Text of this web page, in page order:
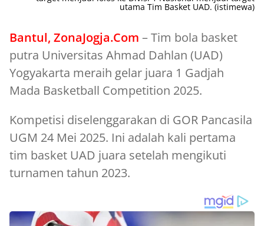
utama Tim Basket UAD. (istimewa)
Bantul, ZonaJogja.Com – Tim bola basket
putra Universitas Ahmad Dahlan (UAD)
Yogyakarta meraih gelar juara 1 Gadjah
Mada Basketball Competition 2025.
Kompetisi diselenggarakan di GOR Pancasila
UGM 24 Mei 2025. Ini adalah kali pertama
tim basket UAD juara setelah mengikuti
turnamen tahun 2023.